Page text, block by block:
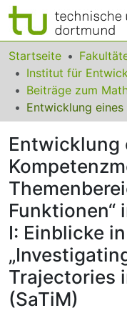
Bereiche &
Das gesamte
Statistiken
FAQ
Leitlinien
Zurück zur Startseite
Startseite
Entwicklung
Funktionen“
I: Einblicke
Trajectories
(SaTiM)